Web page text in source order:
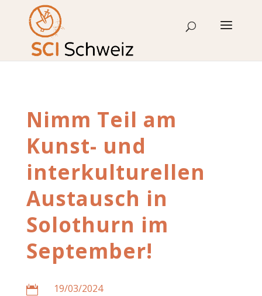
content
Nimm Teil am
Kunst- und
interkulturellen
Austausch in
Solothurn im
September!
 19/03/2024